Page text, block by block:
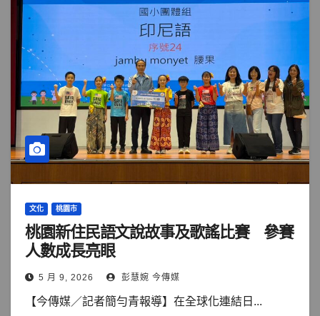
文化 桃園市
桃園新住民語文說故事及歌謠比賽 參賽
人數成長亮眼
5 月 9, 2026 彭慧婉 今傳媒
【今傳媒／記者簡勻青報導】在全球化連結日...